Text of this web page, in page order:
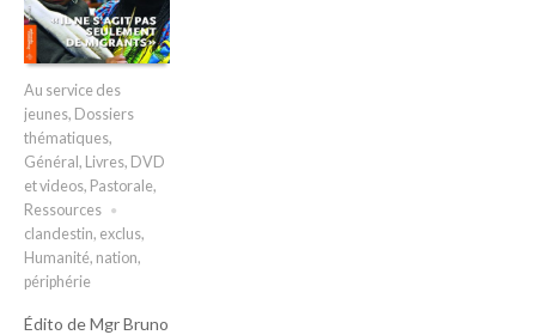
Au service des
jeunes, Dossiers
thématiques,
Général ,
Livres, DVD
et videos, Pastorale,
Ressources
clandestin, exclus,
Humanité, nation,
périphérie
Édito de Mgr Bruno